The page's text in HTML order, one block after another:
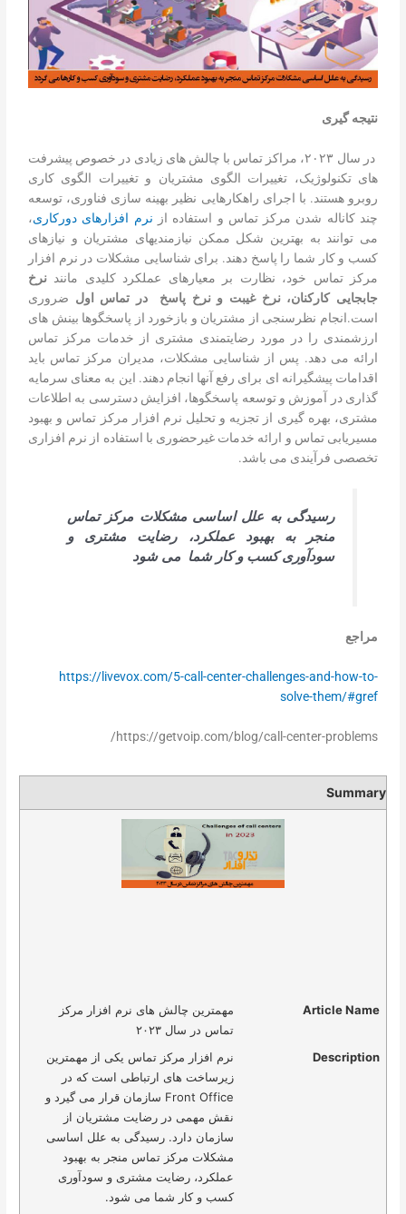
نتیجه گیری
در سال ۲۰۲۳، مراکز تماس با چالش های زیادی در خصوص پیشرفت
های تکنولوژیک، تغییرات الگوی مشتریان و تغییرات الگوی کاری
روبرو هستند. با اجرای راهکارهایی نظیر بهینه سازی فناوری، توسعه
چند کاناله شدن مرکز تماس و استفاده از نرم افزارهای دورکاری،
می توانند به بهترین شکل ممکن نیازمندی­های مشتریان و نیازهای
کسب و کار شما را پاسخ دهند. برای شناسایی مشکلات در نرم افزار
مرکز تماس خود، نظارت بر معیارهای عملکرد کلیدی مانند نرخ
جابجایی کارکنان، نرخ غیبت و نرخ پاسخ در تماس اول ضروری
است.انجام نظرسنجی از مشتریان و بازخورد از پاسخگوها بینش های
ارزشمندی را در مورد رضایتمندی مشتری از خدمات مرکز تماس
ارائه می دهد. پس از شناسایی مشکلات، مدیران مرکز تماس باید
اقدامات پیشگیرانه ای برای رفع آنها انجام دهند. این به معنای سرمایه
گذاری در آموزش و توسعه پاسخگوها، افزایش دسترسی به اطلاعات
مشتری، بهره گیری از تجزیه و تحلیل نرم افزار مرکز تماس و بهبود
مسیریابی تماس و ارائه خدمات غیرحضوری با استفاده از نرم افزاری
تخصصی فرآیندی می باشد.
رسیدگی به علل اساسی مشکلات مرکز تماس
منجر به بهبود عملکرد، رضایت مشتری و
سودآوری کسب و کار شما می شود
مراجع
https://livevox.com/5-call-center-challenges-and-how-to-
solve-them/#gref
https://getvoip.com/blog/call-center-problems/
Summary
Article Name
مهمترین چالش های نرم افزار مرکز
تماس در سال ۲۰۲۳
Description
نرم افزار مرکز تماس یکی از مهمترین
زیرساخت های ارتباطی است که در
Front Office سازمان قرار می گیرد و
نقش مهمی در رضایت مشتریان از
سازمان دارد. رسیدگی به علل اساسی
مشکلات مرکز تماس منجر به بهبود
عملکرد، رضایت مشتری و سودآوری
کسب و کار شما می شود.